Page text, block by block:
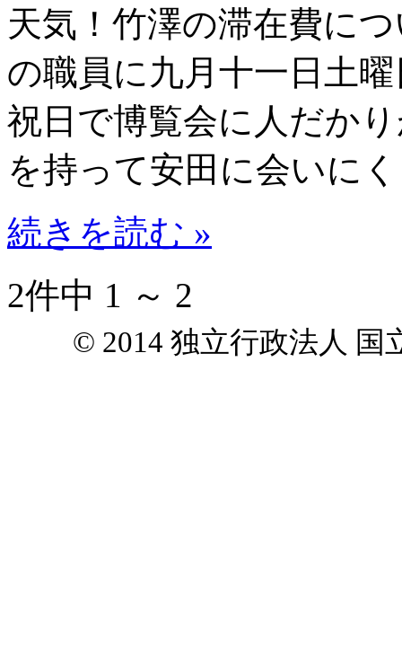
天気！竹澤の滞在費に
の職員に九月十一日土
祝日で博覧会に人だか
を持って安田に会いに
続きを読む »
2件中 1 ～ 2
© 2014 独立行政法人 国